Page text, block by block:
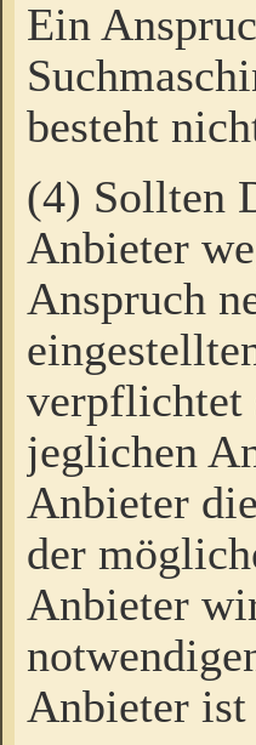
Ein
besteht
(4) Sollten
Anbieter
Anspruch
verpflichtet
jeglichen
Anbieter
der
Anbieter
Anbieter